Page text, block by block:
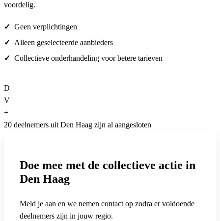
voordelig.
Geen verplichtingen
Alleen geselecteerde aanbieders
Collectieve onderhandeling voor betere tarieven
D
V
+
20 deelnemers uit Den Haag zijn al aangesloten
Doe mee met de collectieve actie in
Den Haag
Meld je aan en we nemen contact op zodra er voldoende
deelnemers zijn in jouw regio.